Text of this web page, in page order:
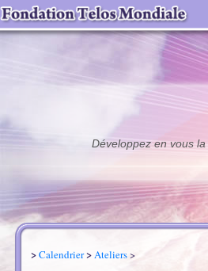
Développez en vous
>Calendrier>Ateliers>